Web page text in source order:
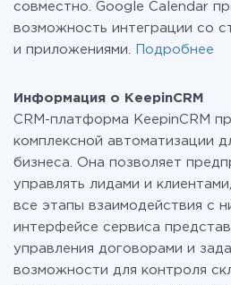
совместно. Google Calendar
возможность интеграции со
и приложениями.
Подробнее
Информация о KeepinCRM
CRM-платформа KeepinCRM
комплексной автоматизации
бизнеса. Она позволяет
управлять лидами и
все этапы взаимодействия с
интерфейсе сервиса
управления договорами и
возможности для контроля